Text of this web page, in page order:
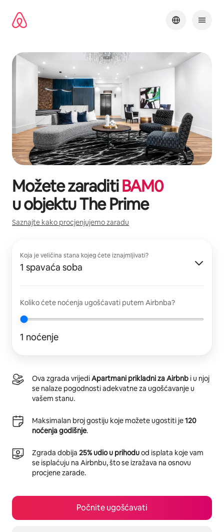
sadržaj
Možete zaraditiBAM0
u objektuThe Prime
Saznajte kako procjenjujemo zaradu
Koja je veličina stana kojeg ćete iznajmljivati?
1 spavaća soba
Koliko ćete noćenja ugošćavati putem Airbnba?
1 noćenje
Ova zgrada vrijediApartmani prikladni za Airbnb i u njoj
se nalaze pogodnosti adekvatne za ugošćavanje u
vašem stanu.
Maksimalan broj gostiju koje možete ugostiti je120
noćenja godišnje.
Zgrada dobija 25% udio u prihoduod isplata koje vam
se isplaćuju na Airbnbu, što se izražava na osnovu
procjene zarade.
Počnite ugošćavati